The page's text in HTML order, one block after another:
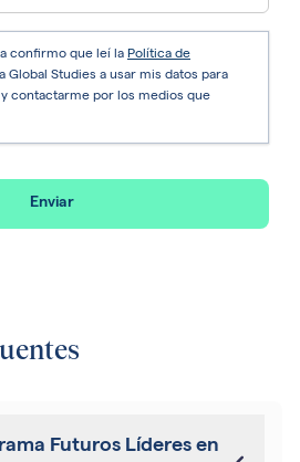
confirmo que leí la Política de
Global Studies a usar mis datos para
contactarme por los medios que
Enviar
Futuros Líderes en